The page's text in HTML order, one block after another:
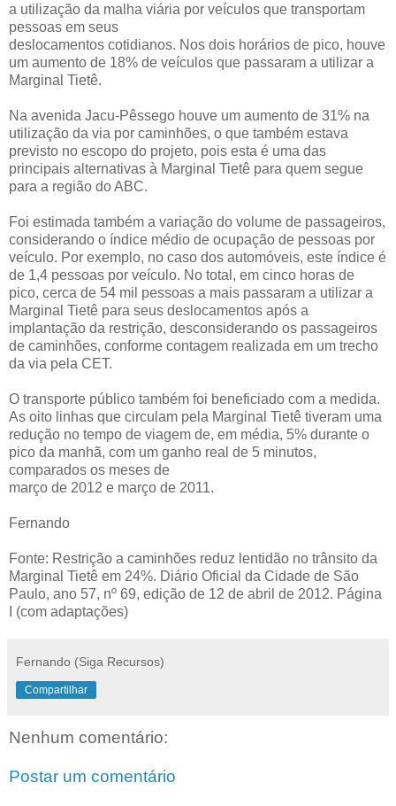
a utilização da malha viária por veículos que transportam
pessoas em seus
deslocamentos cotidianos. Nos dois horários de pico, houve
um aumento de 18% de veículos que passaram a utilizar a
Marginal Tietê.
Na avenida Jacu-Pêssego houve um aumento de 31% na
utilização da via por caminhões, o que também estava
previsto no escopo do projeto, pois esta é uma das
principais alternativas à Marginal Tietê para quem segue
para a região do ABC.
Foi estimada também a variação do volume de passageiros,
considerando o índice médio de ocupação de pessoas por
veículo. Por exemplo, no caso dos automóveis, este índice é
de 1,4 pessoas por veículo. No total, em cinco horas de
pico, cerca de 54 mil pessoas a mais passaram a utilizar a
Marginal Tietê para seus deslocamentos após a
implantação da restrição, desconsiderando os passageiros
de caminhões, conforme contagem realizada em um trecho
da via pela CET.
O transporte público também foi beneficiado com a medida.
As oito linhas que circulam pela Marginal Tietê tiveram uma
redução no tempo de viagem de, em média, 5% durante o
pico da manhã, com um ganho real de 5 minutos,
comparados os meses de
março de 2012 e março de 2011.
Fernando
Fonte: Restrição a caminhões reduz lentidão no trânsito da
Marginal Tietê em 24%. Diário Oficial da Cidade de São
Paulo, ano 57, nº 69, edição de 12 de abril de 2012. Página
I (com adaptações)
Fernando (Siga Recursos)
Compartilhar
Nenhum comentário:
Postar um comentário